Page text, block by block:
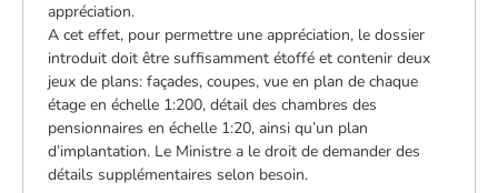
appréciation.
A cet effet, pour permettre une appréciation, le dossier
introduit doit être suffisamment étoffé et contenir deux
jeux de plans: façades, coupes, vue en plan de chaque
étage en échelle 1:200, détail des chambres des
pensionnaires en échelle 1:20, ainsi qu’un plan
d’implantation. Le Ministre a le droit de demander des
détails supplémentaires selon besoin.